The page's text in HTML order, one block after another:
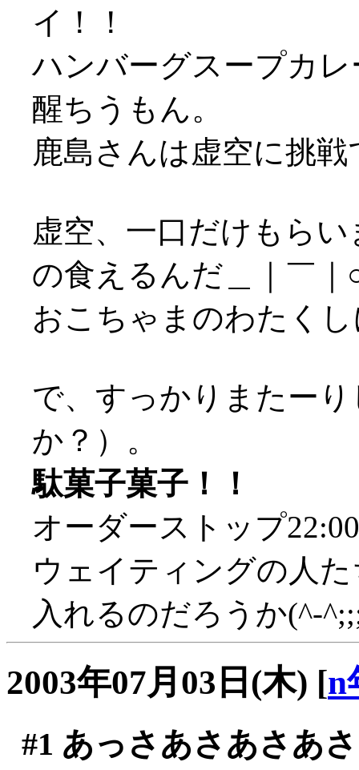
イ！！
ハンバーグスープカ
醒ちうもん。
鹿島さんは虚空に挑
虚空、一口だけもら
の食えるんだ＿｜￣｜
おこちゃまのわたく
で、すっかりまたー
か？）。
駄菓子菓子！！
オーダーストップ
ウェイティングの人
入れるのだろうか(^-
2003年07月03日(木) [n
#1 あっさあさあさあ